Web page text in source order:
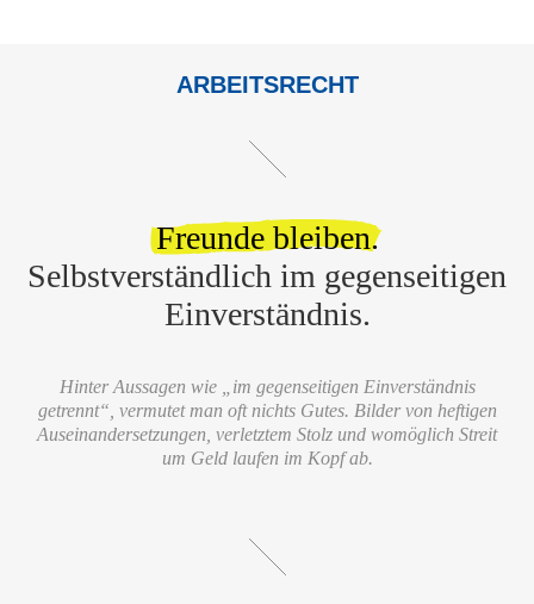
ARBEITSRECHT
Freunde bleiben.
Selbstverständlich im gegenseitigen
Einverständnis.
Hinter Aussagen wie „im gegenseitigen Einverständnis
getrennt“, vermutet man oft nichts Gutes. Bilder von heftigen
Auseinandersetzungen, verletztem Stolz und womöglich Streit
um Geld laufen im Kopf ab.